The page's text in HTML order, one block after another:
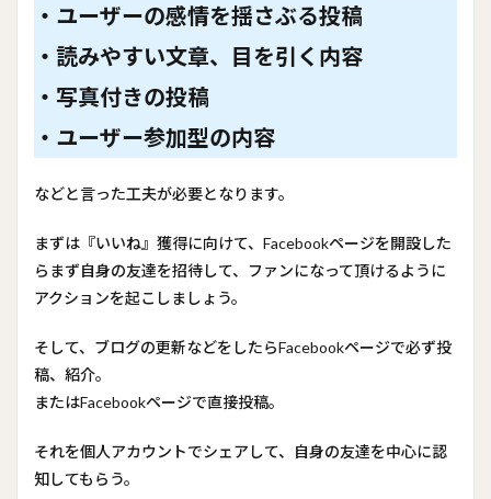
・ユーザーの感情を揺さぶる投稿
・読みやすい文章、目を引く内容
・写真付きの投稿
・ユーザー参加型の内容
などと言った工夫が必要となります。
まずは『いいね』獲得に向けて、Facebookページを開設した
らまず自身の友達を招待して、ファンになって頂けるように
アクションを起こしましょう。
そして、ブログの更新などをしたらFacebookページで必ず投
稿、紹介。
またはFacebookページで直接投稿。
それを個人アカウントでシェアして、自身の友達を中心に認
知してもらう。